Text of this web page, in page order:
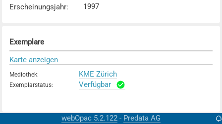
Erscheinungsjahr: 1997
Exemplare
Karte anzeigen
Mediothek: KME Zürich
Exemplarstatus: Verfügbar
webOpac 5.2.122 - Predata AG